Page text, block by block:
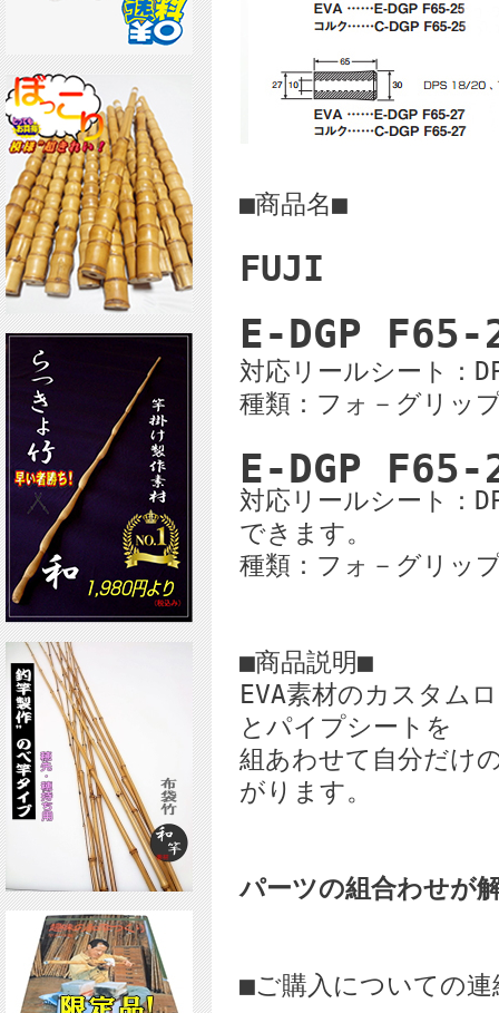
■商品名■
FUJI
E-DGP F65-
対応リールシート：
種類：フォ－グリッ
E-DGP F65-
対応リールシート：
できます。
種類：フォ－グリッ
■商品説明■
EVA素材のカスタム
とパイプシートを
組あわせて自分だけ
がります。
パーツの組合わせが
■ご購入についての連